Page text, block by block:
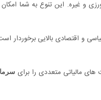
و غیره. این تنوع به شما
و اقتصادی بالایی برخوردار
مالیاتی متعددی را برای